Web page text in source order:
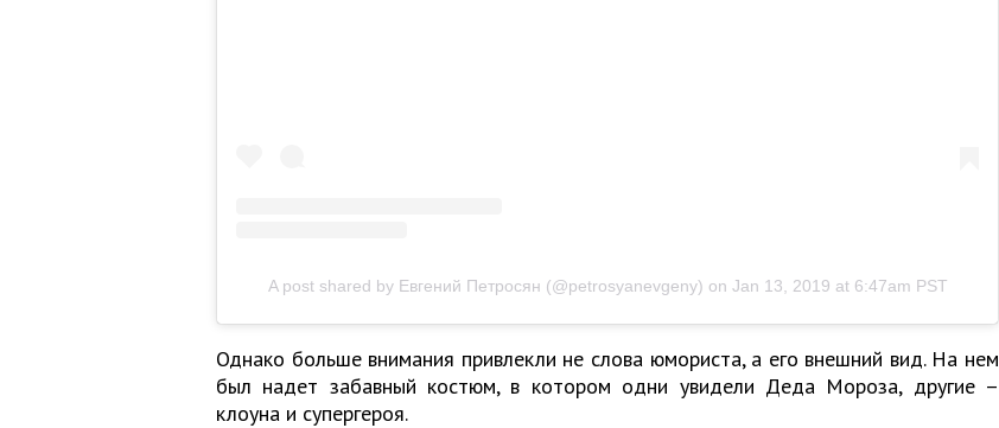
A post shared by Евгений Петросян (@petrosyanevgeny) on Jan 13, 2019 at 6:47am PST
Однако больше внимания привлекли не слова юмориста, а его внешний вид. На нем
был надет забавный костюм, в котором одни увидели Деда Мороза, другие –
клоуна и супергероя.